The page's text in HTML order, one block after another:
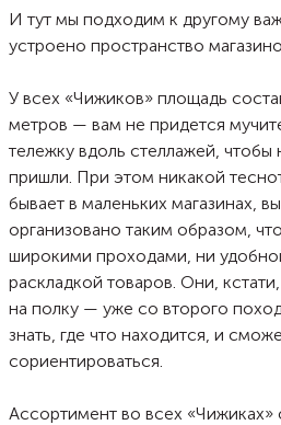
И тут мы подходим к другому
устроено пространство
У всех «Чижиков» площадь
метров — вам не придется
тележку вдоль стеллажей, чтобы
пришли. При этом никакой
бывает в маленьких магазинах,
организовано таким образом,
широкими проходами, ни
раскладкой товаров. Они,
на полку — уже со второго
знать, где что находится, и
сориентироваться.
Ассортимент во всех «Чижиках»